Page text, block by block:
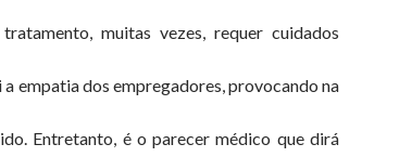
muitas vezes, requer cuidados
empatia dos empregadores, provocando na
Entretanto, é o parecer médico que dirá